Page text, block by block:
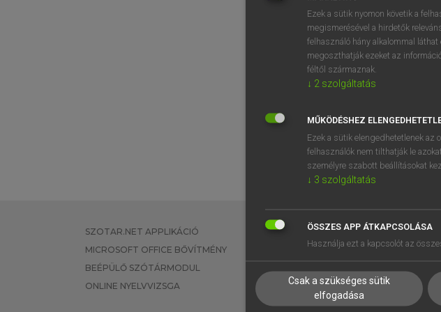
SZOTAR.NET APPLIKÁCIÓ
MICROSOFT OFFICE BŐVÍTMÉNY
BEÉPÜLŐ SZÓTÁRMODUL
ONLINE NYELVVIZSGA
EGYÉNI FELHASZNÁLÓKNAK
TANULÓKNAK
VÁLLALATI MEGOLDÁSOK
SÚGÓ
SÜTI
Ezek a sütik nyomon követik a
megismerésével a hirdetők
felhasználó hány alkalommal
megoszthatják ezeket az
féltől származnak.
↓ 2 szolgáltatás
MŰKÖDÉSHEZ
Ezek a sütik elengedhetetlenek az
felhasználók nem tilthatják le
személyre szabott beállításokat
↓ 3 szolgáltatás
ÖSSZES APP ÁTKAPCSOLÁSA
Használja ezt a kapcsolót az
Csak a szükséges sütik
elfogadása